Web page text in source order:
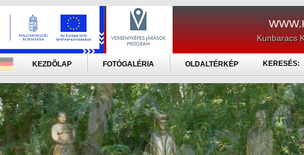
Kunbaracs
KEZDÕLAP FOTÓGALÉRIA OLDALTÉRKÉP KERESÉS: